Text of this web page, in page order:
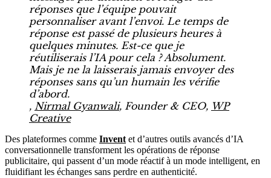
réponses que l’équipe pouvait
personnaliser avant l’envoi. Le temps de
réponse est passé de plusieurs heures à
quelques minutes. Est-ce que je
réutiliserais l’IA pour cela ? Absolument.
Mais je ne la laisserais jamais envoyer des
réponses sans qu’un humain les vérifie
d’abord.
, Nirmal Gyanwali, Founder & CEO, WP
Creative
Des plateformes comme Invent et d’autres outils avancés d’IA
conversationnelle transforment les opérations de réponse
publicitaire, qui passent d’un mode réactif à un mode intelligent, en
fluidifiant les échanges sans perdre en authenticité.